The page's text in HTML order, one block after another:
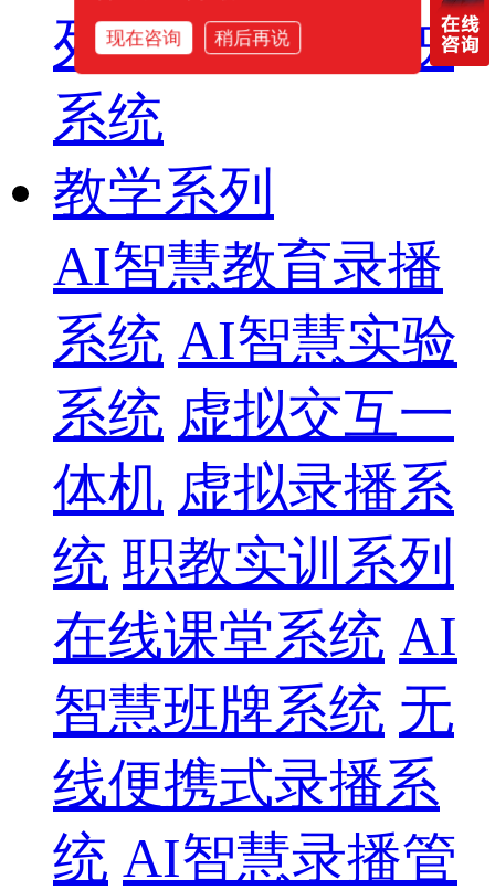
列 智慧影片放映
系统
教学系列
AI智慧教育录播
系统 AI智慧实验
系统 虚拟交互一
体机 虚拟录播系
统 职教实训系列
在线课堂系统 AI
智慧班牌系统 无
线便携式录播系
统 AI智慧录播管
现在咨询 稍后再说